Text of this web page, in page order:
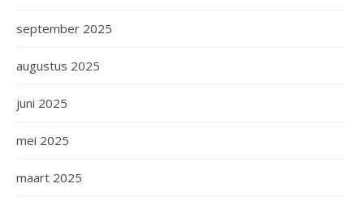
september 2025
augustus 2025
juni 2025
mei 2025
maart 2025